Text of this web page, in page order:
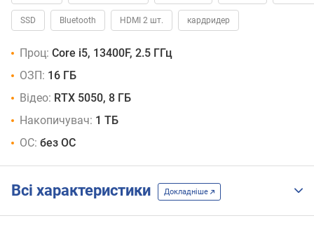
SSD Bluetooth HDMI 2 шт. кардридер
Проц: Core i5, 13400F, 2.5 ГГц
ОЗП: 16 ГБ
Відео: RTX 5050, 8 ГБ
Накопичувач: 1 ТБ
ОС: без ОС
Всі характеристики Докладніше